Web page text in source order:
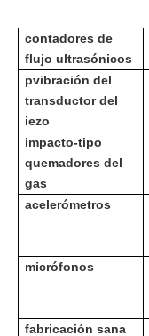
contadores de
flujo ultrasónicos
pvibración del
transductor del
iezo
impacto-tipo
quemadores del
gas
acelerómetros
micrófonos
fabricación sana